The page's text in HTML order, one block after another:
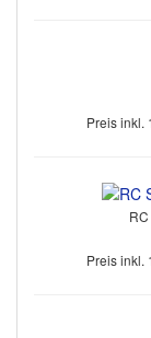
Preis inkl.
Preis inkl.